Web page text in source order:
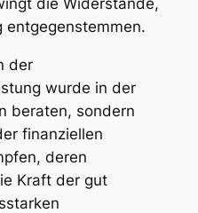
entgegenstemmen.
der
wurde in der
beraten, sondern
finanziellen
deren
Kraft der gut